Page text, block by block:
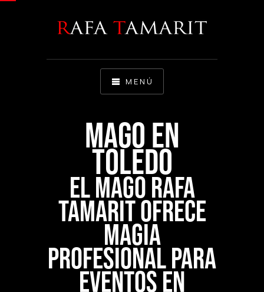
MENÚ
MAGO EN
TOLEDO
El mago Rafa
Tamarit ofrece
magia
profesional para
eventos en